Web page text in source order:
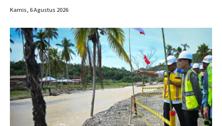
Kamis, 6 Agustus 2026